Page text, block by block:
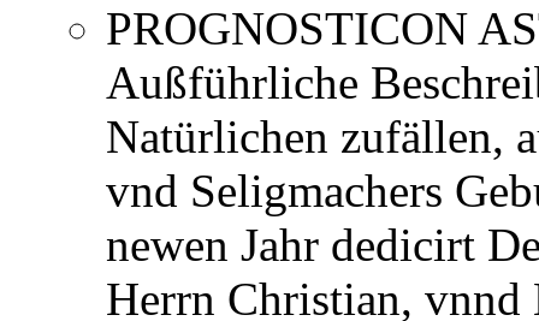
PROGNOSTICON
Außführliche
Natürlichen zufällen,
vnd Seligmachers
newen Jahr dedicirt
Herrn Christian, vnnd